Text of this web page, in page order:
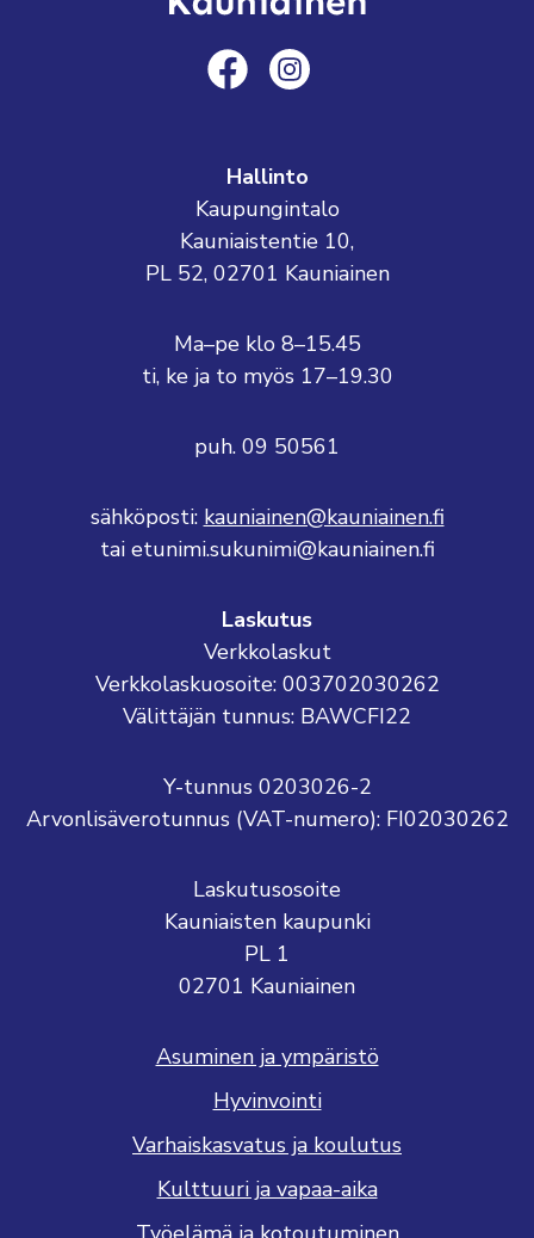
Hallinto
Kaupungintalo
Kauniaistentie 10,
PL 52, 02701 Kauniainen
Ma–pe klo 8–15.45
ti, ke ja to myös 17–19.30
puh. 09 50561
sähköposti: kauniainen@kauniainen.fi
tai etunimi.sukunimi@kauniainen.fi
Laskutus
Verkkolaskut
Verkkolaskuosoite: 003702030262
Välittäjän tunnus: BAWCFI22
Y-tunnus 0203026-2
Arvonlisäverotunnus (VAT-numero): FI02030262
Laskutusosoite
Kauniaisten kaupunki
PL 1
02701 Kauniainen
Asuminen ja ympäristö
Hyvinvointi
Varhaiskasvatus ja koulutus
Kulttuuri ja vapaa-aika